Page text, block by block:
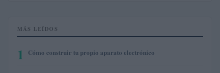
MÁS LEÍDOS
1 Cómo construir tu propio aparato electrónico